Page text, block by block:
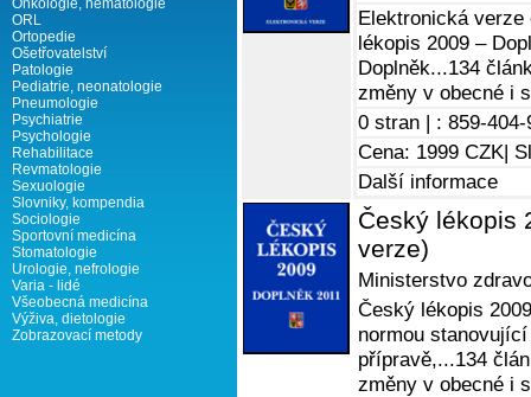
ORL
Ortopedie
Ošetřovatelství
Patologie
Pediatrie, neonatologie
Pneumologie
Psychiatrie
Psychologie
Rehabilitace
Revmatologie
Sexuologie
Slovniky, kompendia
Sociologie
Sportovní medicína
Stomatologie
Urologie, nefrologie
Varia - lidé
Všeobecná medicína
Výživa, dietologie
Zobrazovací metody
Elektronická
lékopis 2009 –
Doplněk...134
změny v obecné i
0 stran | : 859-
Cena: 1999 CZK|
Další informace
Český lékopis
verze)
Ministerstvo
Český lékopis
normou
přípravě,...134
změny v obecné i